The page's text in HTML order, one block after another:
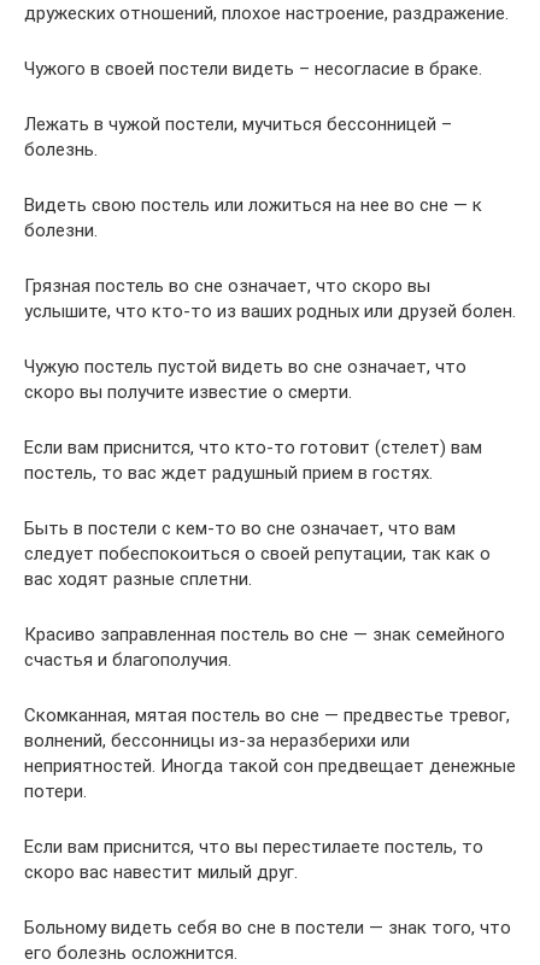
дружеских отношений, плохое настроение, раздражение.
Чужого в своей постели видеть – несогласие в браке.
Лежать в чужой постели, мучиться бессонницей –
болезнь.
Видеть свою постель или ложиться на нее во сне — к
болезни.
Грязная постель во сне означает, что скоро вы
услышите, что кто-то из ваших родных или друзей болен.
Чужую постель пустой видеть во сне означает, что
скоро вы получите известие о смерти.
Если вам приснится, что кто-то готовит (стелет) вам
постель, то вас ждет радушный прием в гостях.
Быть в постели с кем-то во сне означает, что вам
следует побеспокоиться о своей репутации, так как о
вас ходят разные сплетни.
Красиво заправленная постель во сне — знак семейного
счастья и благополучия.
Скомканная, мятая постель во сне — предвестье тревог,
волнений, бессонницы из-за неразберихи или
неприятностей. Иногда такой сон предвещает денежные
потери.
Если вам приснится, что вы перестилаете постель, то
скоро вас навестит милый друг.
Больному видеть себя во сне в постели — знак того, что
его болезнь осложнится.